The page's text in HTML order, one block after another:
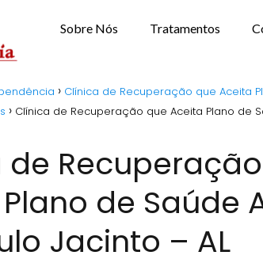
Sobre Nós Tratamentos
Clínica de Recuperação que Aceita
Clínica de Recuperação que Aceita Plano de
de
de Saúde
Jacinto – AL